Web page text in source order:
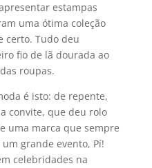
estampas
uma ótima coleção
certo. Tudo deu
fio de lã dourada ao
roupas.
é isto: de repente,
convite, que deu rolo
uma marca que sempre
grande evento, Pí!
celebridades na